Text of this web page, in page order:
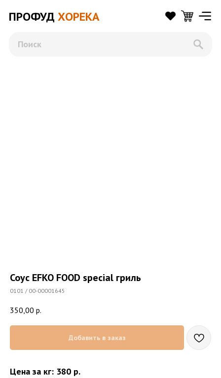
ПРОФУД ХОРЕКА
Поиск
Соус EFKO FOOD special гриль
0101 / 00-00001645
350,00 р.
Добавить в заказ
Цена за кг: 380 р.